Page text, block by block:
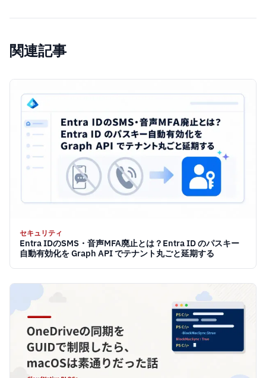
関連記事
セキュリティ
Entra IDのSMS・音声MFA廃止とは？Entra ID のパスキー
自動有効化を Graph API でテナント丸ごと延期する